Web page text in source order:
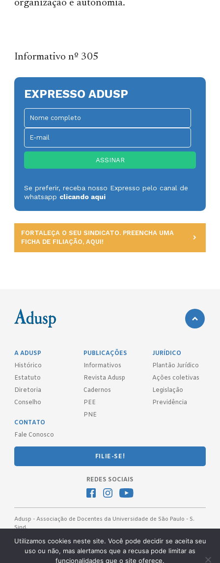
organização e autonomia.
Informativo nº 305
EXPRESSO ADUSP
Se preferir, receba nosso Expresso pelo canal de
whatsapp clicando aqui
FORTALEÇA O SEU SINDICATO. PREENCHA UMA
FICHA DE FILIAÇÃO, AQUI!
A ADUSP
Histórico
Estatuto
Diretoria
Conselho
PUBLICAÇÕES
Informativos
Revista Adusp
Cadernos
PEE
PNE
JURÍDICO
Plantão Jurídico
Ações coletivas
Legislação
Previdência
CONTATO
Fale Conosco
FILIE-SE!
REDES SOCIAIS
Adusp - Associação de Docentes da Universidade de São Paulo - S.
Sind.
Av. Prof. Almeida Prado, 1366 - São Paulo, SP - CEP 05508-070
Telefones: (11) 3091-4465 / 66 ● (11) 3813-5573 ● (11) 3815-9245 ●
(11) 3814-1715 ● (11) 3032-5950
Utilizamos cookies neste site. Você pode decidir se aceita seu
uso ou não, mas alertamos que a recusa pode limitar as
funcionalidades que o site oferece.